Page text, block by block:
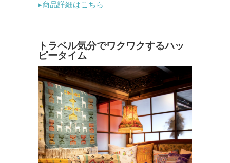
▸商品詳細はこちら
トラベル気分でワクワクするハッ
ピータイム